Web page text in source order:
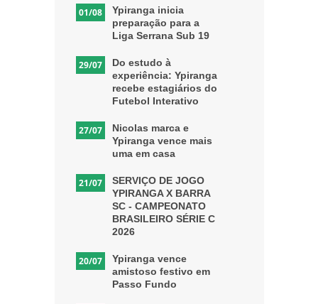
01/08
Ypiranga inicia
preparação para a
Liga Serrana Sub 19
29/07
Do estudo à
experiência: Ypiranga
recebe estagiários do
Futebol Interativo
27/07
Nicolas marca e
Ypiranga vence mais
uma em casa
21/07
SERVIÇO DE JOGO
YPIRANGA X BARRA
SC - CAMPEONATO
BRASILEIRO SÉRIE C
2026
20/07
Ypiranga vence
amistoso festivo em
Passo Fundo